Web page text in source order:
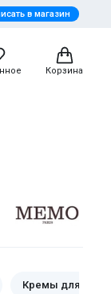
в магазин
Корзина
Кремы для рук